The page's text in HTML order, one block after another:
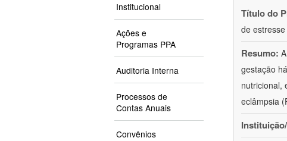
Institucional
Ações e
Programas PPA
Auditoria Interna
Processos de
Contas Anuais
Convênios
Título do
de
Resumo:
gestação
nutricional,
eclâmpsia